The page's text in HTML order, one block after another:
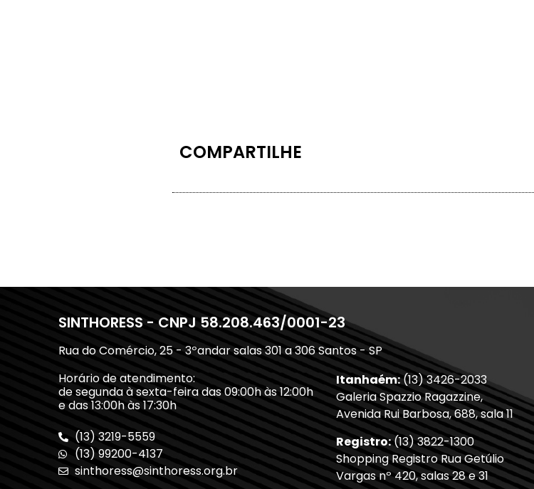
COMPARTILHE
SINTHORESS - CNPJ 58.208.463/0001-23
Rua do Comércio, 25 - 3ºandar salas 301 a 306 Santos - SP
Horário de atendimento:
de segunda à sexta-feira das 09:00h às 12:00h
e das 13:00h às 17:30h
(13) 3219-5559
(13) 99200-4137
sinthoress@sinthoress.org.br
Itanhaém:(13) 3426-2033
Galeria Spazzio Ragazzine,
Avenida Rui Barbosa, 688, sala 11
Registro:(13) 3822-1300
Shopping Registro Rua Getúlio
Vargas nº 420, salas 28 e 31